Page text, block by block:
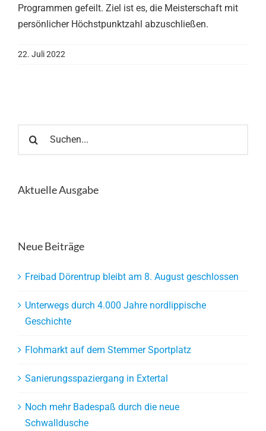
Programmen gefeilt. Ziel ist es, die Meisterschaft mit
persönlicher Höchstpunktzahl abzuschließen.
22. Juli 2022
nach:
Aktuelle Ausgabe
Neue Beiträge
Freibad Dörentrup bleibt am 8. August geschlossen
Unterwegs durch 4.000 Jahre nordlippische
Geschichte
Flohmarkt auf dem Stemmer Sportplatz
Sanierungsspaziergang in Extertal
Noch mehr Badespaß durch die neue
Schwalldusche